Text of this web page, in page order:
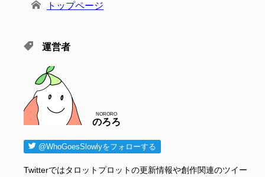
トップページ
運営者
のろろ
NORORO
@WhoGoesSlowlyをフォローする
Twitterではタロットプロットの更新情報や創作関連のツイー